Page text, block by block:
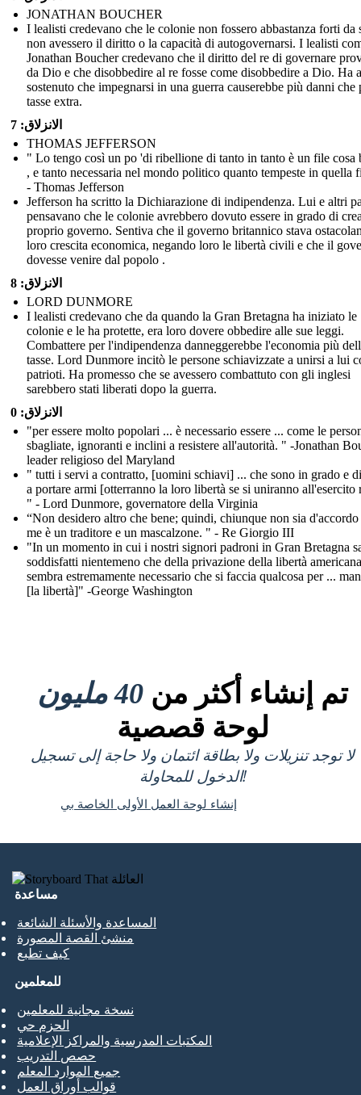
JONATHAN BOUCHER
I lealisti credevano che le colonie non fossero abbastanza forti da
non avessero il diritto o la capacità di autogovernarsi. I lealisti
Jonathan Boucher credevano che il diritto del re di governare
da Dio e che disobbedire al re fosse come disobbedire a Dio. Ha
sostenuto che impegnarsi in una guerra causerebbe più danni che
tasse extra.
الانزلاق: 7
THOMAS JEFFERSON
" Lo tengo così un po 'di ribellione di tanto in tanto è un file cosa
, e tanto necessaria nel mondo politico quanto tempeste in quella
- Thomas Jefferson
Jefferson ha scritto la Dichiarazione di indipendenza. Lui e altri
pensavano che le colonie avrebbero dovuto essere in grado di
proprio governo. Sentiva che il governo britannico stava
loro crescita economica, negando loro le libertà civili e che il
dovesse venire dal popolo .
الانزلاق: 8
LORD DUNMORE
I lealisti credevano che da quando la Gran Bretagna ha iniziato le
colonie e le ha protette, era loro dovere obbedire alle sue leggi.
Combattere per l'indipendenza danneggerebbe l'economia più
tasse. Lord Dunmore incitò le persone schiavizzate a unirsi a lui
patrioti. Ha promesso che se avessero combattuto con gli inglesi
sarebbero stati liberati dopo la guerra.
الانزلاق: 0
"per essere molto popolari ... è necessario essere ... come le
sbagliate, ignoranti e inclini a resistere all'autorità. " -Jonathan
leader religioso del Maryland
" tutti i servi a contratto, [uomini schiavi] ... che sono in grado e
a portare armi [otterranno la loro libertà se si uniranno all'esercito
" - Lord Dunmore, governatore della Virginia
“Non desidero altro che bene; quindi, chiunque non sia
me è un traditore e un mascalzone. " - Re Giorgio III
"In un momento in cui i nostri signori padroni in Gran Bretagna
soddisfatti nientemeno che della privazione della libertà
sembra estremamente necessario che si faccia qualcosa per ...
[la libertà]" -George Washington
تم إنشاء أكثر من 40 مليون
لوحة قصصية
لا توجد تنزيلات ولا بطاقة ائتمان ولا حاجة إلى تسجيل
الدخول للمحاولة!
إنشاء لوحة العمل الأولى الخاصة بي
مساعدة
المساعدة والأسئلة الشائعة
منشئ القصة المصورة
كيف تطبع
للمعلمين
نسخة مجانية للمعلمين
الحزم حي
المكتبات المدرسية والمراكز الإعلامية
حصص التدريب
جميع الموارد المعلم
قوالب أوراق العمل